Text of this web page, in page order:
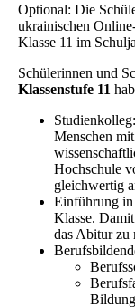
Optional: Die
ukrainischen
Klasse 11 im
Schülerinnen und
Klassenstufe 11
Menschen
Hochschule
gleichwertig
Einführung in
Klasse.
das Abitur zu